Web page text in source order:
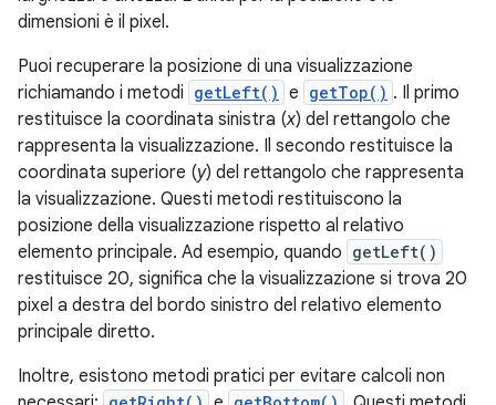
dimensioni è il pixel.
Puoi recuperare la posizione di una visualizzazione
richiamando i metodi getLeft() e getTop() . Il primo
restituisce la coordinata sinistra (x) del rettangolo che
rappresenta la visualizzazione. Il secondo restituisce la
coordinata superiore (y) del rettangolo che rappresenta
la visualizzazione. Questi metodi restituiscono la
posizione della visualizzazione rispetto al relativo
elemento principale. Ad esempio, quando getLeft()
restituisce 20, significa che la visualizzazione si trova 20
pixel a destra del bordo sinistro del relativo elemento
principale diretto.
Inoltre, esistono metodi pratici per evitare calcoli non